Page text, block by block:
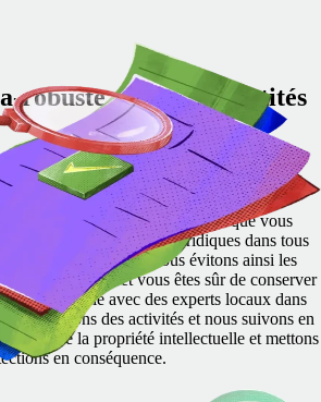
robuste, grâce aux entités
d'embauche internationale
intellectuelle à leurs partenaires, vous
élevés. Ce n'est pas le cas lorsque vous
disposons d’entités juridiques dans tous
sommes présents. Nous évitons ainsi les
intellectuelle et vous êtes sûr de conserver
travaille avec des experts locaux dans
nous avons des activités et nous suivons en
droit de la propriété intellectuelle et mettons
en conséquence.